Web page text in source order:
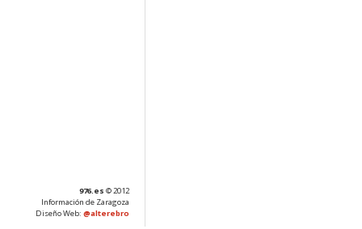
976.es © 2012
Información de Zaragoza
Diseño Web: @alterebro